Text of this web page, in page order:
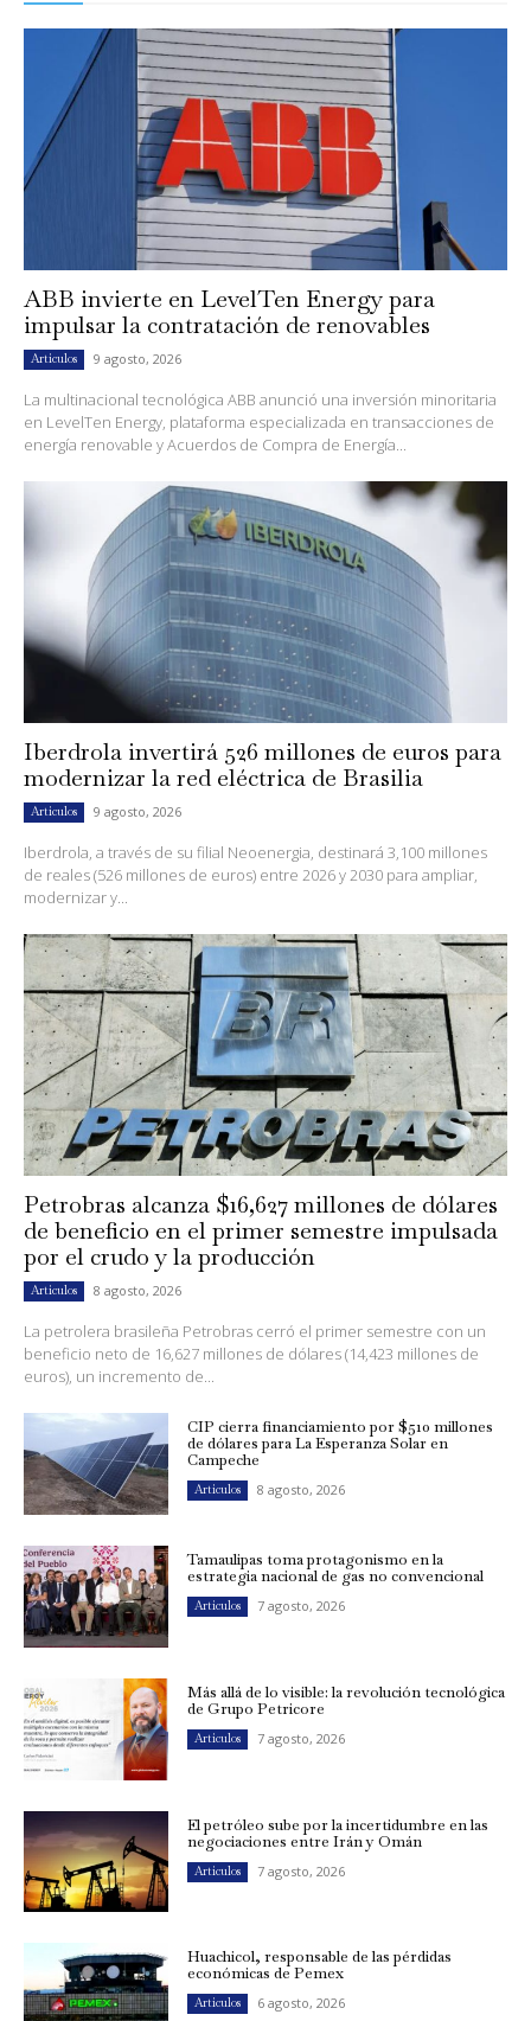
ABB invierte en LevelTen Energy para
impulsar la contratación de renovables
Artículos 9 agosto, 2026
La multinacional tecnológica ABB anunció una inversión minoritaria
en LevelTen Energy, plataforma especializada en transacciones de
energía renovable y Acuerdos de Compra de Energía...
Iberdrola invertirá 526 millones de euros para
modernizar la red eléctrica de Brasilia
Artículos 9 agosto, 2026
Iberdrola, a través de su filial Neoenergia, destinará 3,100 millones
de reales (526 millones de euros) entre 2026 y 2030 para ampliar,
modernizar y...
Petrobras alcanza $16,627 millones de dólares
de beneficio en el primer semestre impulsada
por el crudo y la producción
Artículos 8 agosto, 2026
La petrolera brasileña Petrobras cerró el primer semestre con un
beneficio neto de 16,627 millones de dólares (14,423 millones de
euros), un incremento de...
CIP cierra financiamiento por $510 millones
de dólares para La Esperanza Solar en
Campeche
Artículos 8 agosto, 2026
Tamaulipas toma protagonismo en la
estrategia nacional de gas no convencional
Artículos 7 agosto, 2026
Más allá de lo visible: la revolución tecnológica
de Grupo Petricore
Artículos 7 agosto, 2026
El petróleo sube por la incertidumbre en las
negociaciones entre Irán y Omán
Artículos 7 agosto, 2026
Huachicol, responsable de las pérdidas
económicas de Pemex
Artículos 6 agosto, 2026